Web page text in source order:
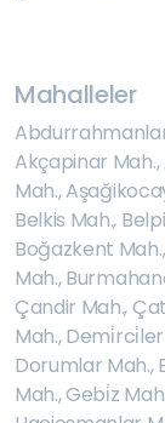
Mahalleler
Akçapinar Mah.,
Mah.,
Belkis Mah.,
Boğazkent Mah.,
Mah.,
Çandir Mah.,
Mah.,
Dorumlar Mah.,
Mah.,Gebi̇z Mah.